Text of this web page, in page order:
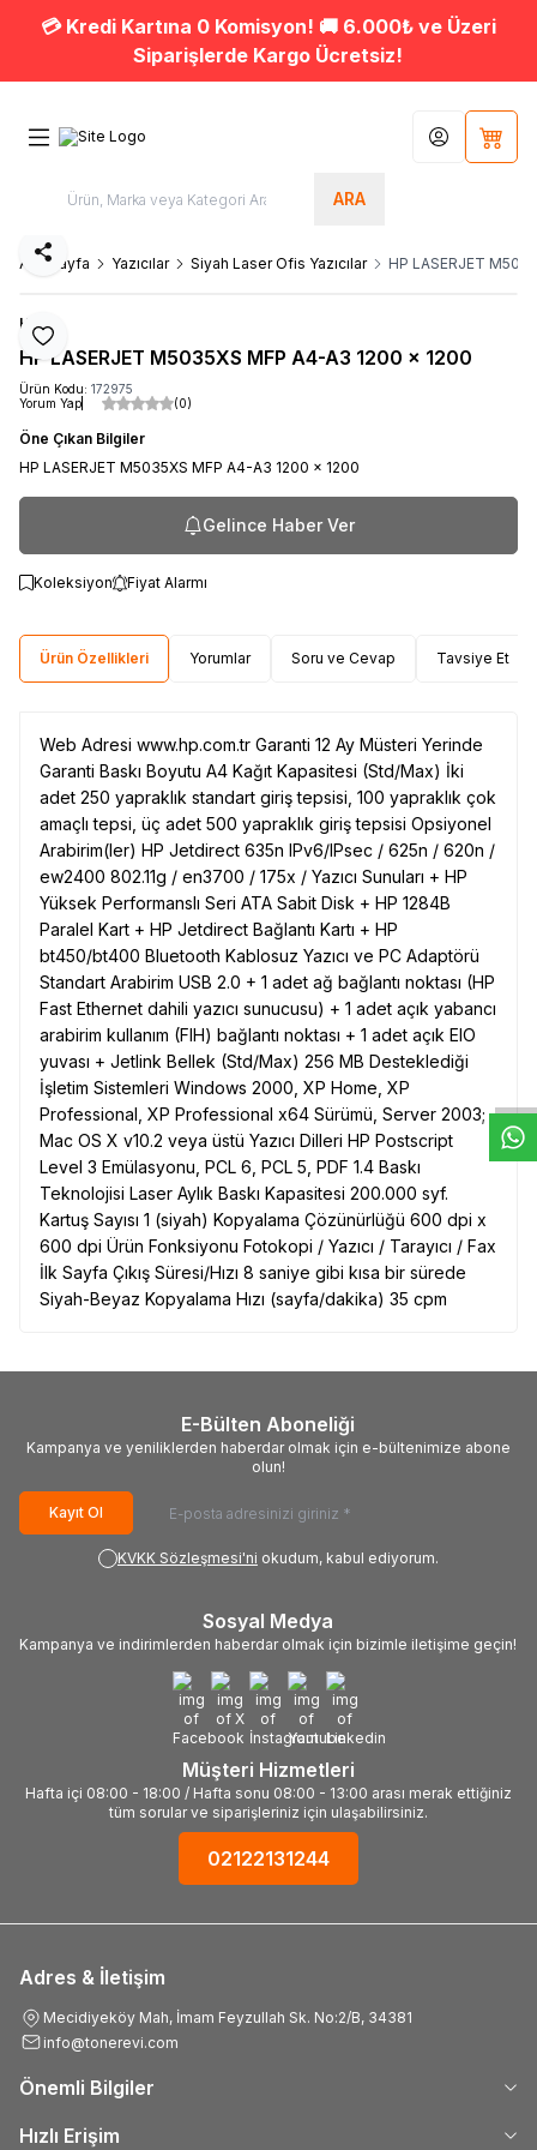
💳 Kredi Kartına 0 Komisyon! 🚚 6.000₺ ve Üzeri
Siparişlerde Kargo Ücretsiz!
ARA
Hesabım
Ana Sayfa Yazıcılar Siyah Laser Ofis Yazıcılar HP LASERJET
Favoriye Ekle
Paylaş
HP
HP LASERJET M5035XS MFP A4-A3 1200 x 1200
Ürün Kodu: 172975
Yorum Yap
(0)
Öne Çıkan Bilgiler
HP LASERJET M5035XS MFP A4-A3 1200 x 1200
Gelince Haber Ver
Koleksiyon Fiyat Alarmı
Ürün Özellikleri Yorumlar Soru ve Cevap Tavsiye Et
Web Adresi www.hp.com.tr Garanti 12 Ay Müsteri Yerinde
Garanti Baskı Boyutu A4 Kağıt Kapasitesi (Std/Max) İki
adet 250 yapraklık standart giriş tepsisi, 100 yapraklık çok
amaçlı tepsi, üç adet 500 yapraklık giriş tepsisi Opsiyonel
Arabirim(ler) HP Jetdirect 635n IPv6/IPsec / 625n / 620n /
ew2400 802.11g / en3700 / 175x / Yazıcı Sunuları + HP
Yüksek Performanslı Seri ATA Sabit Disk + HP 1284B
Paralel Kart + HP Jetdirect Bağlantı Kartı + HP
bt450/bt400 Bluetooth Kablosuz Yazıcı ve PC Adaptörü
Standart Arabirim USB 2.0 + 1 adet ağ bağlantı noktası (HP
Fast Ethernet dahili yazıcı sunucusu) + 1 adet açık yabancı
arabirim kullanım (FIH) bağlantı noktası + 1 adet açık EIO
yuvası + Jetlink Bellek (Std/Max) 256 MB Desteklediği
İşletim Sistemleri Windows 2000, XP Home, XP
Professional, XP Professional x64 Sürümü, Server 2003;
Mac OS X v10.2 veya üstü Yazıcı Dilleri HP Postscript
Level 3 Emülasyonu, PCL 6, PCL 5, PDF 1.4 Baskı
Teknolojisi Laser Aylık Baskı Kapasitesi 200.000 syf.
Kartuş Sayısı 1 (siyah) Kopyalama Çözünürlüğü 600 dpi x
600 dpi Ürün Fonksiyonu Fotokopi / Yazıcı / Tarayıcı / Fax
İlk Sayfa Çıkış Süresi/Hızı 8 saniye gibi kısa bir sürede
Siyah-Beyaz Kopyalama Hızı (sayfa/dakika) 35 cpm
E-Bülten Aboneliği
Kampanya ve yeniliklerden haberdar olmak için e-bültenimize abone
olun!
Kayıt Ol
KVKK Sözleşmesi'ni okudum, kabul ediyorum.
Sosyal Medya
Kampanya ve indirimlerden haberdar olmak için bizimle iletişime geçin!
Müşteri Hizmetleri
Hafta içi 08:00 - 18:00 / Hafta sonu 08:00 - 13:00 arası merak ettiğiniz
tüm sorular ve siparişleriniz için ulaşabilirsiniz.
02122131244
Adres & İletişim
Mecidiyeköy Mah, İmam Feyzullah Sk. No:2/B, 34381
info@tonerevi.com
Önemli Bilgiler
Hızlı Erişim